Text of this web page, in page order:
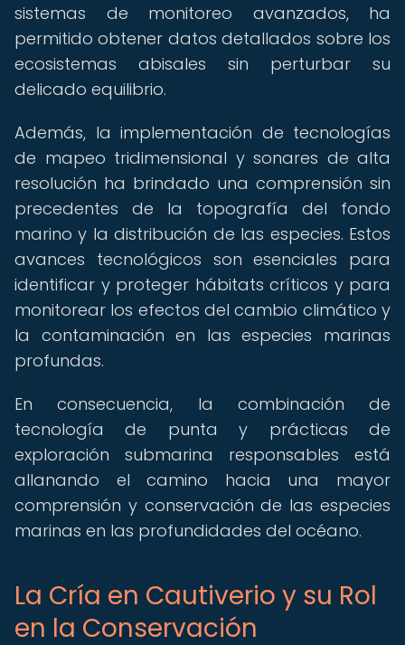
sistemas de monitoreo avanzados, ha
permitido obtener datos detallados sobre los
ecosistemas abisales sin perturbar su
delicado equilibrio.
Además, la implementación de tecnologías
de mapeo tridimensional y sonares de alta
resolución ha brindado una comprensión sin
precedentes de la topografía del fondo
marino y la distribución de las especies. Estos
avances tecnológicos son esenciales para
identificar y proteger hábitats críticos y para
monitorear los efectos del cambio climático y
la contaminación en las especies marinas
profundas.
En consecuencia, la combinación de
tecnología de punta y prácticas de
exploración submarina responsables está
allanando el camino hacia una mayor
comprensión y conservación de las especies
marinas en las profundidades del océano.
La Cría en Cautiverio y su Rol
en la Conservación